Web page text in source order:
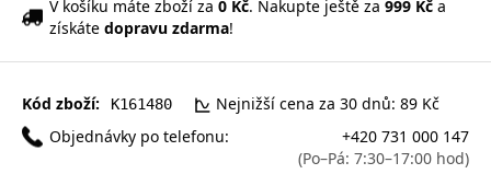
V košíku máte zboží za 0 Kč. Nakupte ještě za 999 Kč a
získáte dopravu zdarma!
Kód zboží: K161480
Nejnižší cena za 30 dnů: 89 Kč
Objednávky po telefonu:
+420 731 000 147
(Po–Pá: 7:30–17:00 hod)